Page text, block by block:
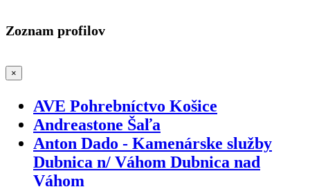
Zoznam profilov
×
AVE Pohrebníctvo Košice
Andreastone Šaľa
Anton Dado - Kamenárske služby
Dubnica n/ Váhom Dubnica nad
Váhom